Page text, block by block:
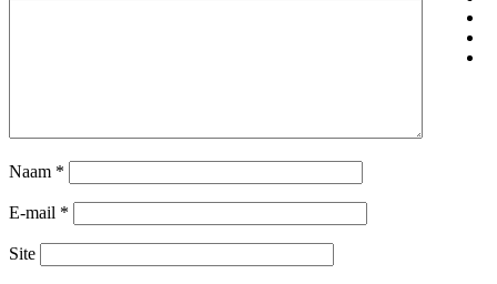
Naam *
E-mail *
Site